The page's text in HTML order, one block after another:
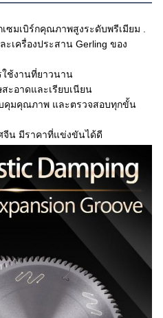
ซมเบิร์กคุณภาพสูงระดับพรีเมียม .
ะเครื่องประสาน Gerling ของ
ใช้งานที่ยาวนาน
ะอาดและเรียบเนียน
คุมคุณภาพ และตรวจสอบทุกขั้น
จีน มีราคาที่แข่งขันได้ดี